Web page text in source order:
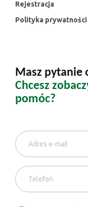
Rejestracja
Polityka prywatności
Masz pytanie
Chcesz
pomóc?